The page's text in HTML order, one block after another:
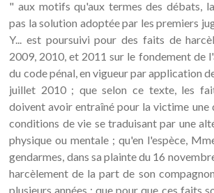
" aux motifs qu'aux termes des débats,
pas la solution adoptée par les premiers
Y... est poursuivi pour des faits de
2009, 2010, et 2011 sur le fondement de
du code pénal, en vigueur par application
juillet 2010 ; que selon ce texte, les
doivent avoir entraîné pour la victime une
conditions de vie se traduisant par une
physique ou mentale ; qu'en l'espèce,
gendarmes, dans sa plainte du 16
harcèlement de la part de son
plusieurs années ; que pour que ces faits